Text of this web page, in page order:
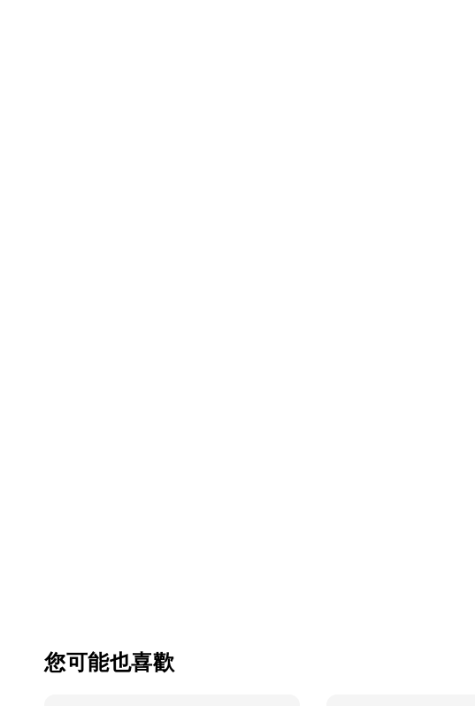
您可能也喜歡